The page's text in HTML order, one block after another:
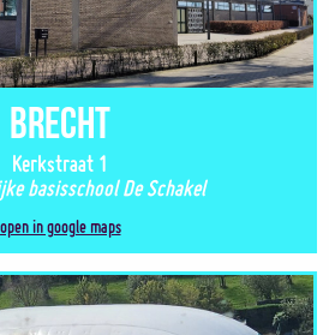
Brecht
Kerkstraat 1
basisschool De Schakel
open in google maps